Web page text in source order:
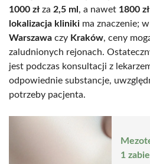
1000 zł za 2,5 ml, a nawet 1800 zł
lokalizacja kliniki ma znaczenie;
Warszawa czy Kraków, ceny
zaludnionych rejonach.
jest podczas konsultacji z
odpowiednie substancje,
potrzeby pacjenta.
1